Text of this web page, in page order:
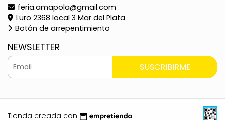
feria.amapola@gmail.com
Luro 2368 local 3 Mar del Plata
Botón de arrepentimiento
NEWSLETTER
SUSCRIBIRME
Tienda creada con